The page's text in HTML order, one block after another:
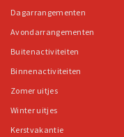
Dagarrangementen
Avondarrangementen
Buitenactiviteiten
Binnenactiviteiten
Zomer uitjes
Winter uitjes
Kerstvakantie